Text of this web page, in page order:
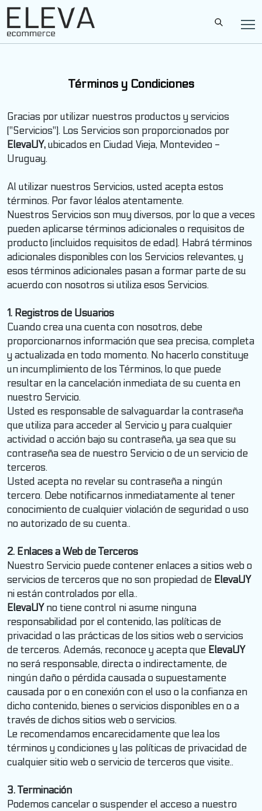
Términos y Condiciones
Gracias por utilizar nuestros productos y servicios
("Servicios"). Los Servicios son proporcionados por
ElevaUY, ubicados en Ciudad Vieja, Montevideo -
Uruguay.
Al utilizar nuestros Servicios, usted acepta estos
términos. Por favor léalos atentamente.
Nuestros Servicios son muy diversos, por lo que a veces
pueden aplicarse términos adicionales o requisitos de
producto (incluidos requisitos de edad). Habrá términos
adicionales disponibles con los Servicios relevantes, y
esos términos adicionales pasan a formar parte de su
acuerdo con nosotros si utiliza esos Servicios.
1. Registros de Usuarios
Cuando crea una cuenta con nosotros, debe
proporcionarnos información que sea precisa, completa
y actualizada en todo momento. No hacerlo constituye
un incumplimiento de los Términos, lo que puede
resultar en la cancelación inmediata de su cuenta en
nuestro Servicio.
Usted es responsable de salvaguardar la contraseña
que utiliza para acceder al Servicio y para cualquier
actividad o acción bajo su contraseña, ya sea que su
contraseña sea de nuestro Servicio o de un servicio de
terceros.
Usted acepta no revelar su contraseña a ningún
tercero. Debe notificarnos inmediatamente al tener
conocimiento de cualquier violación de seguridad o uso
no autorizado de su cuenta..
2. Enlaces a Web de Terceros
Nuestro Servicio puede contener enlaces a sitios web o
servicios de terceros que no son propiedad de ElevaUY
ni están controlados por ella..
ElevaUY no tiene control ni asume ninguna
responsabilidad por el contenido, las políticas de
privacidad o las prácticas de los sitios web o servicios
de terceros. Además, reconoce y acepta que ElevaUY
no será responsable, directa o indirectamente, de
ningún daño o pérdida causada o supuestamente
causada por o en conexión con el uso o la confianza en
dicho contenido, bienes o servicios disponibles en o a
través de dichos sitios web o servicios.
Le recomendamos encarecidamente que lea los
términos y condiciones y las políticas de privacidad de
cualquier sitio web o servicio de terceros que visite..
3. Terminación
Podemos cancelar o suspender el acceso a nuestro